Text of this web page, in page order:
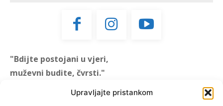
Upravljajte pristankom
"Bdijte postojani u vjeri,
muževni budite, čvrsti."